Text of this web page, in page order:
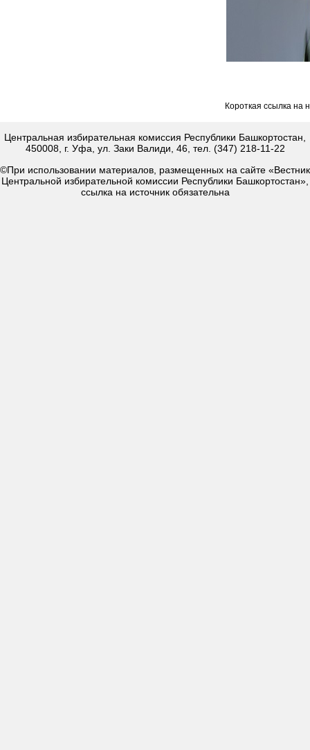
Короткая ссылка на
Центральная избирательная комиссия Республики Башкортостан,
450008, г. Уфа, ул. Заки Валиди, 46, тел. (347) 218-11-22
©При использовании материалов, размещенных на сайте «Вестник
Центральной избирательной комиссии Республики Башкортостан»,
ссылка на источник обязательна